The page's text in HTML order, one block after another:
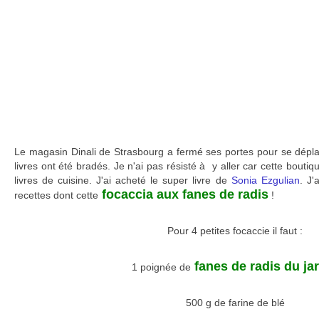
Le magasin Dinali de Strasbourg a fermé ses portes pour se
livres ont été bradés. Je n'ai pas résisté à y aller car cette
livres de cuisine. J'ai acheté le super livre de Sonia Ezgulian .
recettes dont cette focaccia aux fanes de radis !
Pour 4 petites focaccie il faut :
1 poignée de fanes de radis du
500 g de farine de blé